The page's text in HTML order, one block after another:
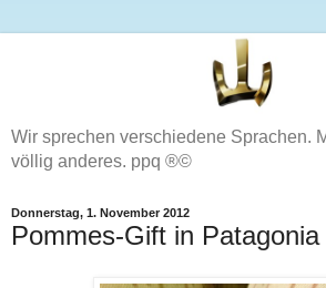
Wir sprechen verschiedene Sprachen.
völlig anderes. ppq ®©
Donnerstag, 1. November 2012
Pommes-Gift in Patagonia